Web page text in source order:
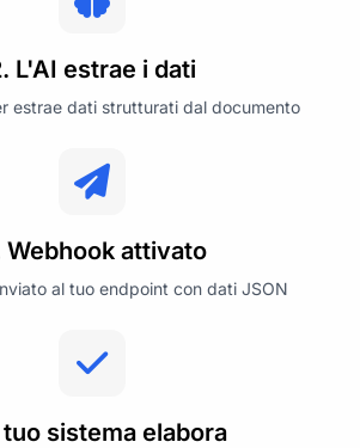
L'AI estrae i dati
estrae dati strutturati dal documento
Webhook attivato
al tuo endpoint con dati JSON
tuo sistema elabora